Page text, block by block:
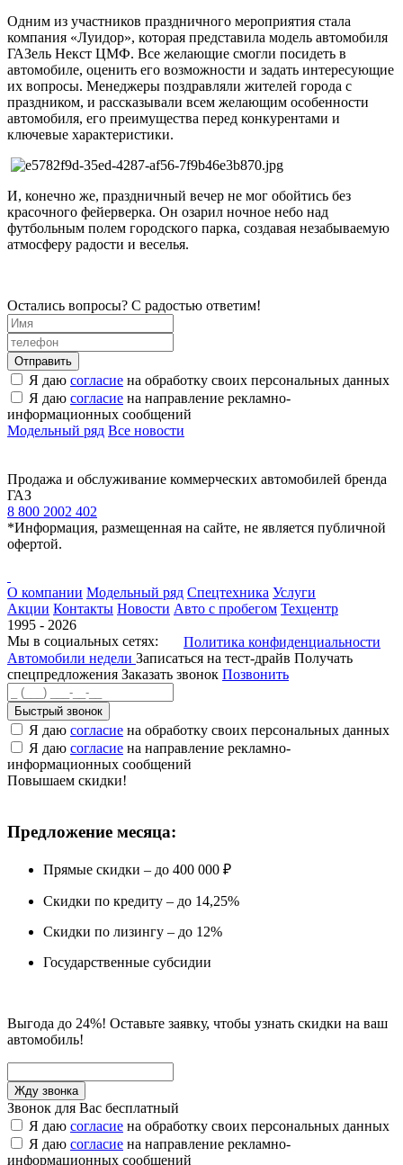
Одним из участников праздничного мероприятия стала
компания «Луидор», которая представила модель автомобиля
ГАЗель Некст ЦМФ. Все желающие смогли посидеть в
автомобиле, оценить его возможности и задать интересующие
их вопросы. Менеджеры поздравляли жителей города с
праздником, и рассказывали всем желающим особенности
автомобиля, его преимущества перед конкурентами и
ключевые характеристики.
И, конечно же, праздничный вечер не мог обойтись без
красочного фейерверка. Он озарил ночное небо над
футбольным полем городского парка, создавая незабываемую
атмосферу радости и веселья.
Остались вопросы? С радостью ответим!
Я даю согласие на обработку своих персональных данных
Я даю согласие на направление рекламно-
информационных сообщений
Модельный ряд Все новости
Продажа и обслуживание коммерческих автомобилей бренда
ГАЗ
8 800 2002 402
*Информация, размещенная на сайте, не является публичной
офертой.
О компании Модельный ряд Спецтехника Услуги
Акции Контакты Новости Авто с пробегом Техцентр
1995 - 2026
Мы в социальных сетях:
Политика конфиденциальности
Автомобили недели Записаться на тест-драйв Получать
спецпредложения Заказать звонок Позвонить
Быстрый звонок
Я даю согласие на обработку своих персональных данных
Я даю согласие на направление рекламно-
информационных сообщений
Повышаем скидки!
Предложение месяца:
Прямые скидки – до 400 000 ₽
Скидки по кредиту – до 14,25%
Скидки по лизингу – до 12%
Государственные субсидии
Выгода до 24%! Оставьте заявку, чтобы узнать скидки на ваш
автомобиль!
Звонок для Вас бесплатный
Я даю согласие на обработку своих персональных данных
Я даю согласие на направление рекламно-
информационных сообщений